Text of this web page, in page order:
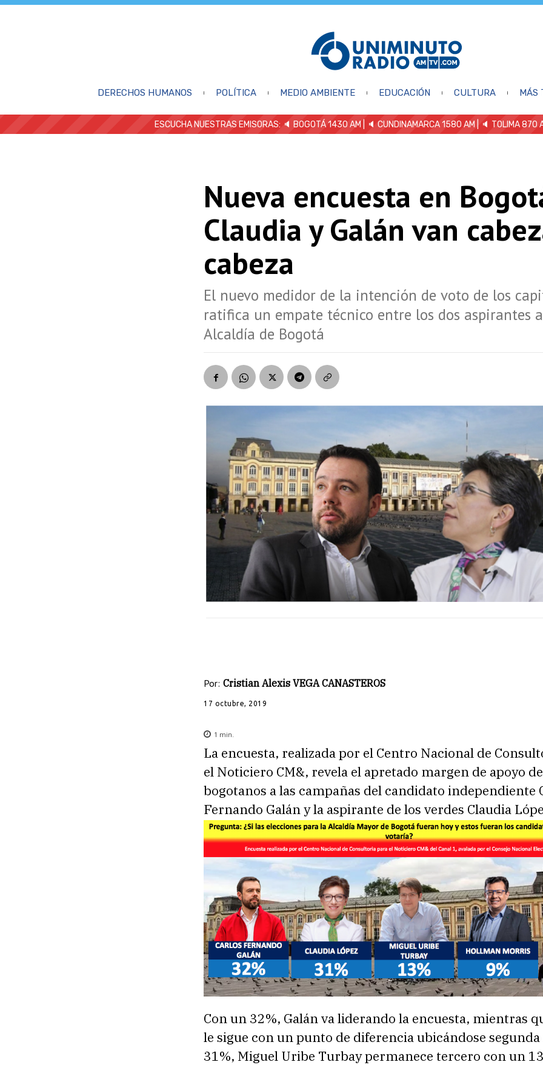
DERECHOS HUMANOS POLÍTICA MEDIO AMBIENTE EDUCACIÓN CULTURA MÁS
ESCUCHA NUESTRAS EMISORAS: 🔈 BOGOTÁ 1430 AM | 🔈 CUNDINAMARCA 1580 AM | 🔈 TOLIMA 870
Nueva encuesta en
Claudia y Galán van
cabeza
El nuevo medidor de la intención de voto de los
ratifica un empate técnico entre los dos aspirantes
Alcaldía de Bogotá
Por: Cristian Alexis VEGA CANASTEROS
17 octubre, 2019
1 min.
La encuesta, realizada por el Centro Nacional de
el Noticiero CM&, revela el apretado margen de apoyo
bogotanos a las campañas del candidato independiente
Fernando Galán y la aspirante de los verdes Claudia
Con un 32%, Galán va liderando la encuesta, mientras
le sigue con un punto de diferencia ubicándose
31%, Miguel Uribe Turbay permanece tercero con un